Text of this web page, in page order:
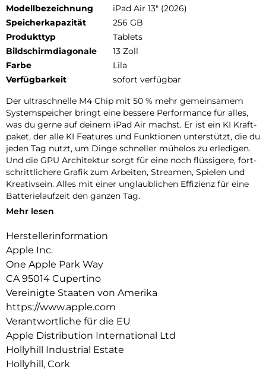
Modellbezeichnung
iPad Air 13" (2026)
Speicherkapazität
256 GB
Produkttyp
Tablets
Bildschirmdiagonale
13 Zoll
Farbe
Lila
Verfügbarkeit
sofort verfügbar
Der ultra­schnelle M4 Chip mit 50 % mehr gemein­samem
Systemspeicher bringt eine bessere Per­for­mance für alles,
was du gerne auf deinem iPad Air machst. Er ist ein KI Kraft­
paket, der alle KI Features und Funk­tionen unter­stützt, die du
jeden Tag nutzt, um Dinge schneller mühelos zu erle­digen.
Und die GPU Archi­tektur sorgt für eine noch flüssigere, fort­
schritt­lichere Grafik zum Arbeiten, Streamen, Spielen und
Kreativ­sein. Alles mit einer unglaub­lichen Effizienz für eine
Batterie­laufzeit den ganzen Tag.
iPadOS 26 kommt mit Liquid Glass, einem beein­druckenden
Verbes­serungen, die Produktivität auf dem iPad Air auf ein
neues Level bringen. Ein über­arbeitetes, intui­tives
Fenstersystem gibt dir mehr Möglich­keiten und Flexibilität
als je zuvor. Du kannst Pro Apps nutzen, anspruchs­volle
Games spielen und kreative Pro­jekte jeder Größe erle­digen –
ganz natürlich per Touch.
Das iPad Air wurde für Apple Intelligence ent­wi­ckelt, deinem
ganz per­sön­lichen KI System. Es hilft dir dabei, dich auszu­
drücken und Dinge mühelos zu erle­digen. Revolutionärer
Daten­schutz gibt dir die Sicher­heit, dass niemand auf deine
Daten zu­greifen kann − auch nicht Apple.
Mehr lesen
Herstellerinformation
Apple Inc.
One Apple Park Way
CA 95014 Cupertino
Vereinigte Staaten von Amerika
https://www.apple.com
Verantwortliche für die EU
Apple Distribution International Ltd
Hollyhill Industrial Estate
Hollyhill, Cork